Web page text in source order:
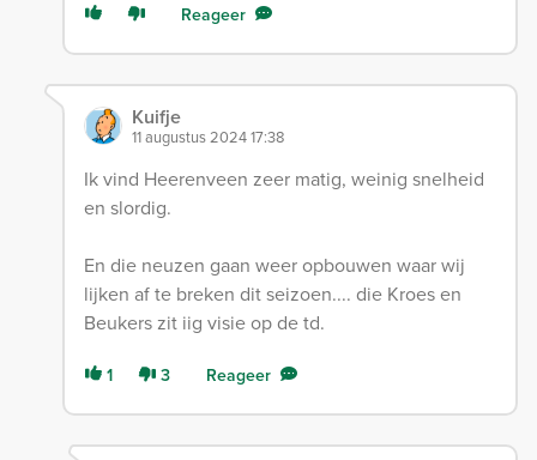
Reageer
Kuifje
11 augustus 2024 17:38
Ik vind Heerenveen zeer matig, weinig snelheid
en slordig.
En die neuzen gaan weer opbouwen waar wij
lijken af te breken dit seizoen.... die Kroes en
Beukers zit iig visie op de td.
1 3 Reageer